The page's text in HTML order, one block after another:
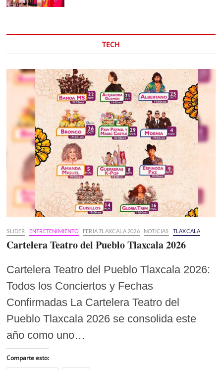
TECH
SLIDER ENTRETENIMIENTO FERIA TLAXCALA 2026 NOTICIAS TLAXCALA
Cartelera Teatro del Pueblo Tlaxcala 2026
Cartelera Teatro del Pueblo Tlaxcala 2026:
Todos los Conciertos y Fechas
Confirmadas La Cartelera Teatro del
Pueblo Tlaxcala 2026 se consolida este
año como uno…
Comparte esto: